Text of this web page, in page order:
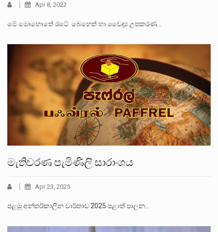
Apr 8, 2022
මේ මොහොතේ රටේ ‍ බෙහෙත් හා වෛද්‍ය උපකරණ…
මැතිවරණ පැමිණිලි සාරාංශය
Apr 23, 2025
පළමු අන්තර්කාලීන වාර්තාව 2025 පළාත් පාලන…